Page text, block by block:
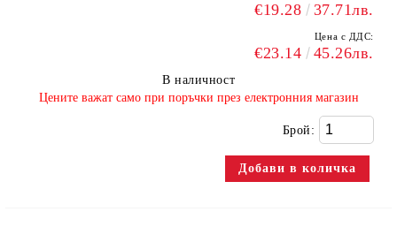
€19.28 37.71лв.
Цена с ДДС:
€23.14 45.26лв.
В наличност
​Цените важат само при поръчки през електронния магазин
Брой: